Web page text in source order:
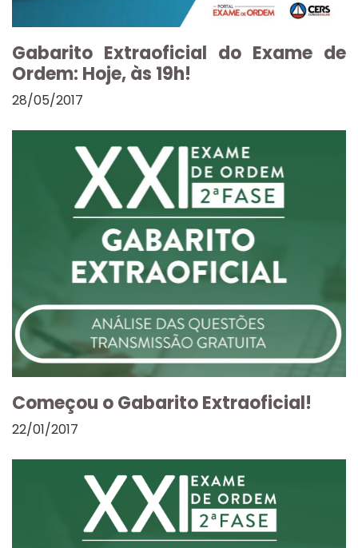
Gabarito Extraoficial do Exame de
Ordem: Hoje, às 19h!
28/05/2017
Começou o Gabarito Extraoficial!
22/01/2017